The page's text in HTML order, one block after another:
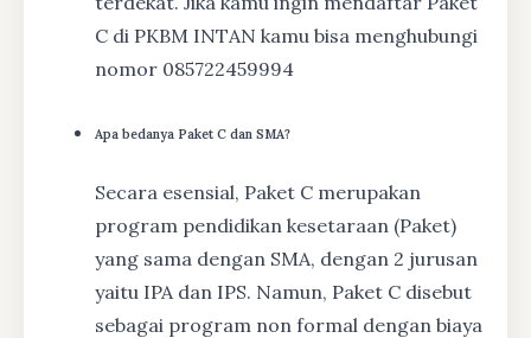
C di PKBM INTAN kamu bisa menghubungi
nomor 085722459994
Apa bedanya Paket C dan SMA?
Secara esensial, Paket C merupakan
program pendidikan kesetaraan (Paket)
yang sama dengan SMA, dengan 2 jurusan
yaitu IPA dan IPS. Namun, Paket C disebut
sebagai program non formal dengan biaya